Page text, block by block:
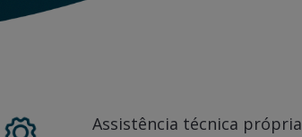
Assistência técnica própria